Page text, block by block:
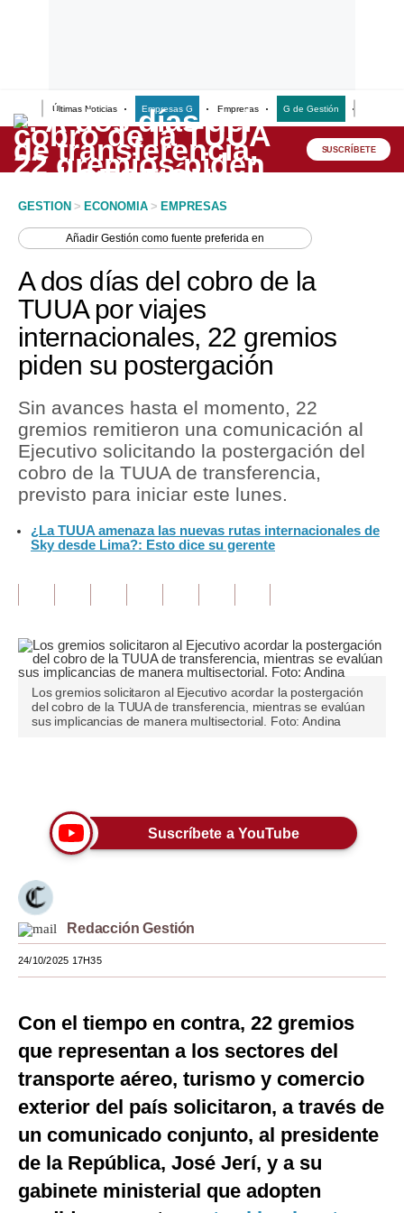
Últimas Noticias Empresas G Empresas G de Gestión
Lo último
Peru Quiosco
Economía
Mercados
Perú
Política
Tu Dinero
Finanzas Personales
Plus G
Opinión
Pregunta de hoy
Blogs
Tendencias
Moda
Mundo
EEUU
México
España
Internacional
Tecnología
Mix
G de Gestión
SUSCRÍBETE
GESTION > ECONOMIA > EMPRESAS
AñadirGestión como fuente preferida en
A dos días del cobro de la
TUUA por viajes
internacionales, 22 gremios
piden su postergación
Sin avances hasta el momento, 22
gremios remitieron una comunicación al
Ejecutivo solicitando la postergación del
cobro de la TUUA de transferencia,
previsto para iniciar este lunes.
¿La TUUA amenaza las nuevas rutas internacionales de
Sky desde Lima?: Esto dice su gerente
Los gremios solicitaron al Ejecutivo acordar la postergación
del cobro de la TUUA de transferencia, mientras se evalúan
sus implicancias de manera multisectorial. Foto: Andina
Suscríbete a YouTube
Redacción Gestión
24/10/2025 17H35
Con el tiempo en contra, 22 gremios
que representan a los sectores del
transporte aéreo, turismo y comercio
exterior del país solicitaron, a través de
un comunicado conjunto, al presidente
de la República, José Jerí, y a su
gabinete ministerial que adopten